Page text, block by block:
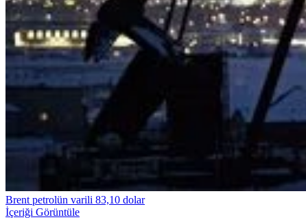
Brent petrolün varili 83,10 dolar
İçeriği Görüntüle